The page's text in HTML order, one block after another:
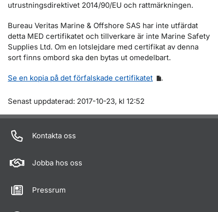
utrustningsdirektivet 2014/90/EU och rattmärkningen.
Bureau Veritas Marine & Offshore SAS har inte utfärdat
detta MED certifikatet och tillverkare är inte Marine Safety
Supplies Ltd. Om en lotslejdare med certifikat av denna
sort finns ombord ska den bytas ut omedelbart.
Se en kopia på det förfalskade certifikatet .
Om sidan
Senast uppdaterad: 2017-10-23, kl 12:52
Kontakta oss
Jobba hos oss
Pressrum